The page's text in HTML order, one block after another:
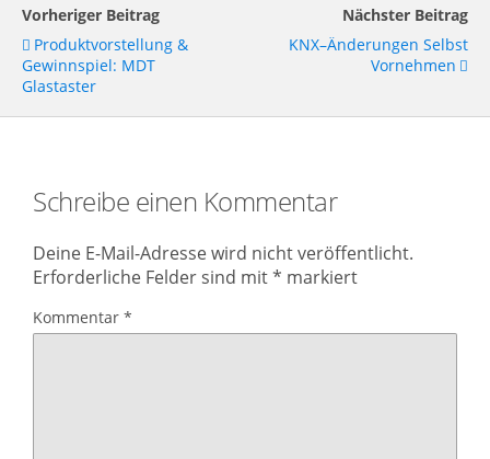
Vorheriger Beitrag
Produktvorstellung &
Gewinnspiel: MDT
Glastaster
Nächster Beitrag
KNX–Änderungen Selbst
Vornehmen
Schreibe einen Kommentar
Deine E-Mail-Adresse wird nicht veröffentlicht.
Erforderliche Felder sind mit* markiert
Kommentar *